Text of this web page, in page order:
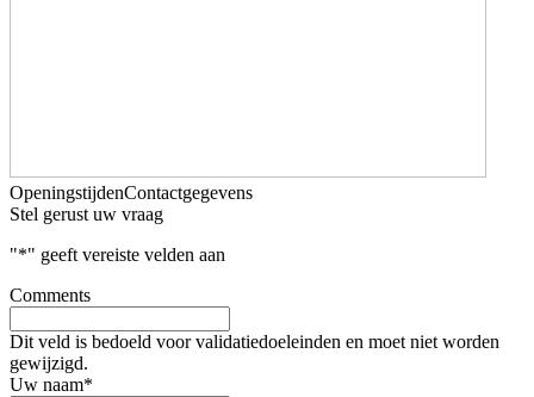
OpeningstijdenContactgegevens
Stel gerust uw vraag
"*" geeft vereiste velden aan
Comments
Dit veld is bedoeld voor validatiedoeleinden en moet niet worden
gewijzigd.
Uw naam*